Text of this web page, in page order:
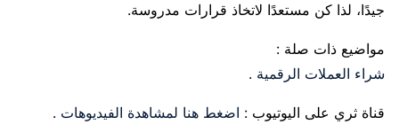
جيدًا، لذا كن مستعدًا لاتخاذ قرارات مدروسة.
مواضيع ذات صلة :
شراء العملات الرقمية .
قناة ثري على اليوتيوب : اضغط هنا لمشاهدة الفيديوهات .